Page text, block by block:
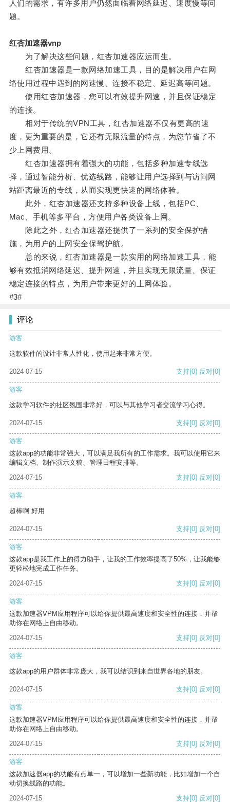
人们的需求，有许多用户仍然面临着网络延迟、速度慢等问
题。
红杏加速器vnp
为了解决这些问题，红杏加速器应运而生。
红杏加速器是一款网络加速工具，目的是解决用户在网
络使用过程中遇到的网速慢、连接不稳定、延迟高等问题。
使用红杏加速器，您可以有效提升网速，并且保证稳定
的连接。
相对于传统的VPN工具，红杏加速器不仅有更高的速
度，更为重要的是，它还有无限流量的特点，为您节省了不
少上网费用。
红杏加速器拥有着强大的功能，包括多种加速专线选
择，通过智能分析、优选线路，能够让用户选择到与访问网
站距离最近的专线，从而实现更快速的网络体验。
此外，红杏加速器还支持多种设备上线，包括PC、
Mac、手机等多平台，方便用户各类设备上网。
除此之外，红杏加速器还提供了一系列的安全保护措
施，为用户的上网安全保驾护航。
总的来说，红杏加速器是一款实用的网络加速工具，能
够有效抵消网络延迟、提升网速，并且实现无限流量、保证
稳定连接的特点，为用户带来更好的上网体验。
#3#
评论
游客
这款软件的设计非常人性化，使用起来非常方便。
2024-07-15 支持[0] 反对[0]
游客
这款学习软件的社区氛围非常好，可以与其他学习者交流学习心得。
2024-07-15 支持[0] 反对[0]
游客
这款app的功能非常强大，可以满足我所有的工作需求。我可以使用它来
编辑文档、制作演示文稿、管理日程安排等。
2024-07-15
支持[0] 反对[0]
游客
超棒啊 好用
2024-07-15 支持[0] 反对[0]
游客
这款app是我工作上的得力助手，让我的工作效率提高了50%，让我能够
更轻松地完成工作任务。
2024-07-15
支持[0] 反对[0]
游客
这款加速器VPM应用程序可以给你提供最高速度和安全性的连接，并帮
助你在网络上自由移动。
2024-07-15
支持[0] 反对[0]
游客
这款app的用户群体非常庞大，我可以结识到来自世界各地的朋友。
2024-07-15 支持[0] 反对[0]
游客
这款加速器VPM应用程序可以给你提供最高速度和安全性的连接，并帮
助你在网络上自由移动。
2024-07-15
支持[0] 反对[0]
游客
这款加速器app的功能有点单一，可以增加一些新功能，比如增加一个自
动切换线路的功能。
2024-07-15
支持[0] 反对[0]